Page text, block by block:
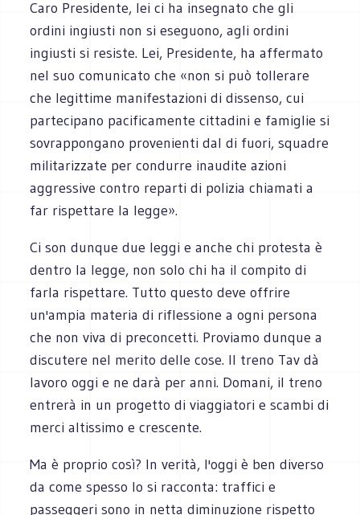
Caro Presidente, lei ci ha insegnato che gli
ordini ingiusti non si eseguono, agli ordini
ingiusti si resiste. Lei, Presidente, ha affermato
nel suo comunicato che «non si può tollerare
che legittime manifestazioni di dissenso, cui
partecipano pacificamente cittadini e famiglie si
sovrappongano provenienti dal di fuori, squadre
militarizzate per condurre inaudite azioni
aggressive contro reparti di polizia chiamati a
far rispettare la legge».
Ci son dunque due leggi e anche chi protesta è
dentro la legge, non solo chi ha il compito di
farla rispettare. Tutto questo deve offrire
un'ampia materia di riflessione a ogni persona
che non viva di preconcetti. Proviamo dunque a
discutere nel merito delle cose. Il treno Tav dà
lavoro oggi e ne darà per anni. Domani, il treno
entrerà in un progetto di viaggiatori e scambi di
merci altissimo e crescente.
Ma è proprio così? In verità, l'oggi è ben diverso
da come spesso lo si racconta: traffici e
passeggeri sono in netta diminuzione rispetto